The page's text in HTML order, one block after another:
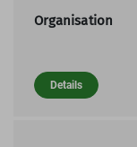
Organisation
Details